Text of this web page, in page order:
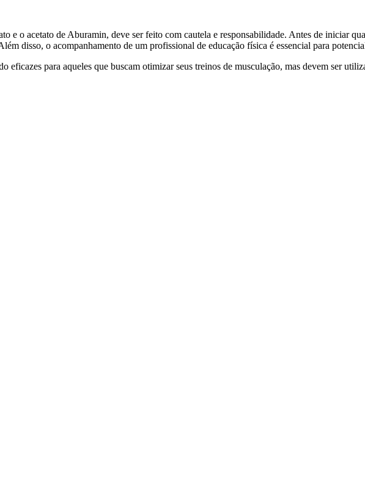
e o acetato de Aburamin, deve ser feito com cautela e responsabilidade. Antes de iniciar
disso, o acompanhamento de um profissional de educação física é essencial para
eficazes para aqueles que buscam otimizar seus treinos de musculação, mas devem ser